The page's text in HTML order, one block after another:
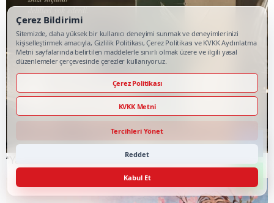
“Yarını Hatırla” Zaman ve Hafıza İlişkisini Sorguluyor
Çerez Bildirimi
Sitemizde, daha yüksek bir kullanıcı deneyimi sunmak ve deneyimlerinizi
kişiselleştirmek amacıyla, Gizlilik Politikası, Çerez Politikası ve KVKK Aydınlatma
Metni sayfalarında belirtilen maddelerle sınırlı olmak üzere ve ilgili yasal
düzenlemeler çerçevesinde çerezler kullanıyoruz.
Çerez Politikası
KVKK Metni
Tercihleri Yönet
Reddet
Kabul Et